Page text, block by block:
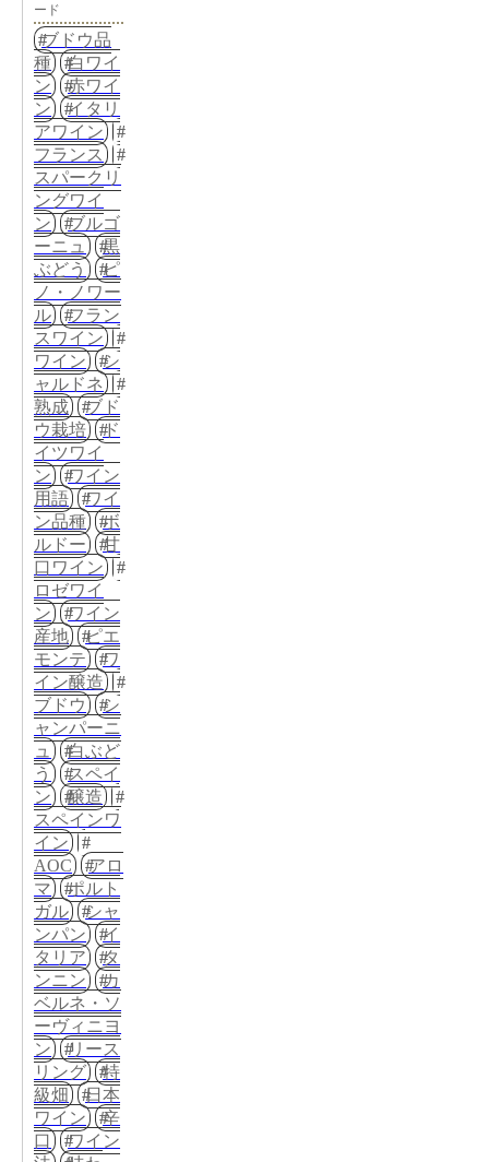
ード
ブドウ品
種
白ワイ
ン
赤ワイ
ン
イタリ
アワイン
フランス
スパークリ
ングワイ
ン
ブルゴ
ーニュ
黒
ぶどう
ピ
ノ・ノワー
ル
フラン
スワイン
ワイン
シ
ャルドネ
熟成
ブド
ウ栽培
ド
イツワイ
ン
ワイン
用語
ワイ
ン品種
ボ
ルドー
甘
口ワイン
ロゼワイ
ン
ワイン
産地
ピエ
モンテ
ワ
イン醸造
ブドウ
シ
ャンパーニ
ュ
白ぶど
う
スペイ
ン
醸造
スペインワ
イン
AOC
アロ
マ
ポルト
ガル
シャ
ンパン
イ
タリア
タ
ンニン
カ
ベルネ・ソ
ーヴィニヨ
ン
リース
リング
特
級畑
日本
ワイン
辛
口
ワイン